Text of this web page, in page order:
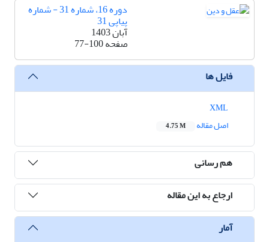
دوره 16، شماره 31 - شماره
پیاپی 31
آبان 1403
صفحه77-100
فایل ها
اصل مقاله
4.75 M
هم رسانی
ارجاع به این مقاله
آمار